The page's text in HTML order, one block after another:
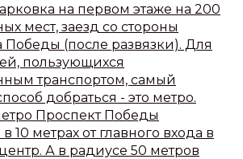
на первом этаже на 200
мест, заезд со стороны
Победы (после развязки). Для
пользующихся
транспортом, самый
добраться - это метро.
Проспект Победы
10 метрах от главного входа в
А в радиусе 50 метров